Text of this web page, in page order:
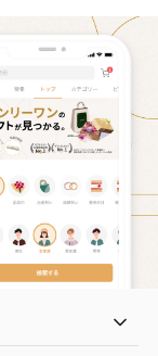
米
ジョニ－ウ
ブラック１２
円）
お届けいたしま